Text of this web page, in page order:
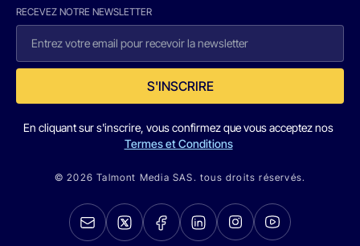
RECEVEZ NOTRE NEWSLETTER
S'INSCRIRE
En cliquant sur s'inscrire, vous confirmez que vous acceptez nos
Termes et Conditions
© 2026 Talmont Media SAS. tous droits réservés.